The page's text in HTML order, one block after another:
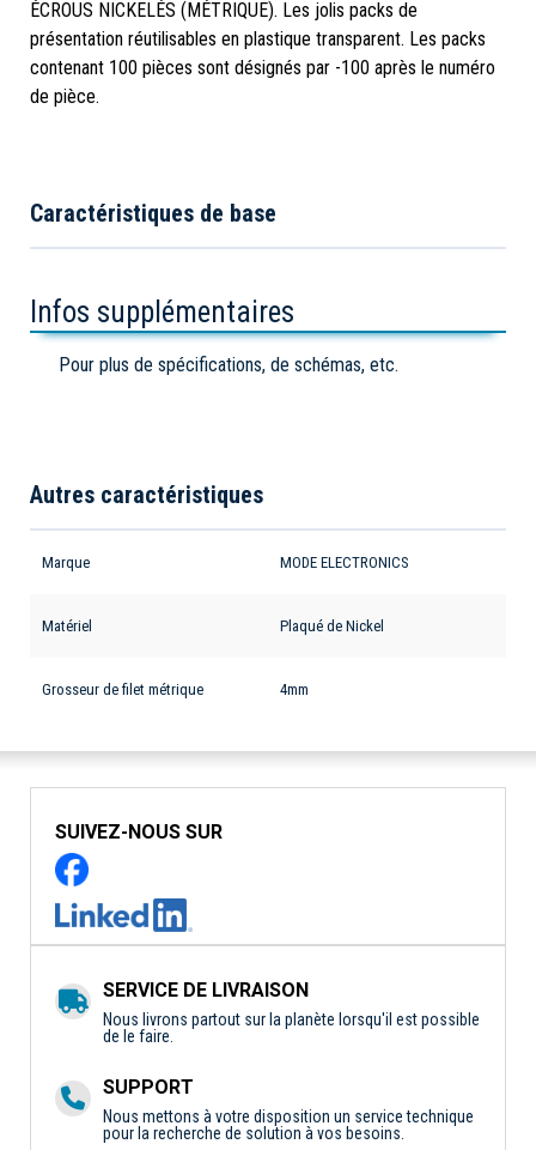
ÉCROUS NICKELÉS (MÉTRIQUE). Les jolis packs de
présentation réutilisables en plastique transparent. Les packs
contenant 100 pièces sont désignés par -100 après le numéro
de pièce.
Caractéristiques de base
Infos supplémentaires
Pour plus de spécifications, de schémas, etc.
Autres caractéristiques
Marque MODE ELECTRONICS
Matériel Plaqué de Nickel
Grosseur de filet métrique 4mm
SUIVEZ-NOUS SUR
SERVICE DE LIVRAISON
Nous livrons partout sur la planète lorsqu'il est possible
de le faire.
SUPPORT
Nous mettons à votre disposition un service technique
pour la recherche de solution à vos besoins.